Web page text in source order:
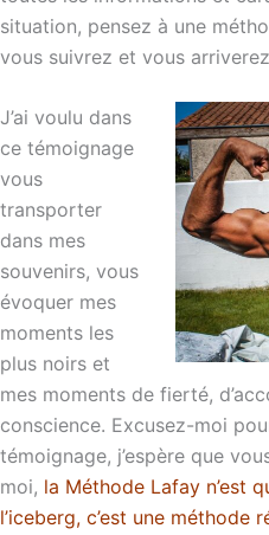
situation, pensez à une
vous suivrez et vous
J’ai voulu dans
ce témoignage
vous
transporter
dans mes
souvenirs, vous
évoquer mes
moments les
plus noirs et
mes moments de fierté,
conscience. Excusez-moi
témoignage, j’espère que
moi, la Méthode Lafay n’est
l’iceberg, c’est une